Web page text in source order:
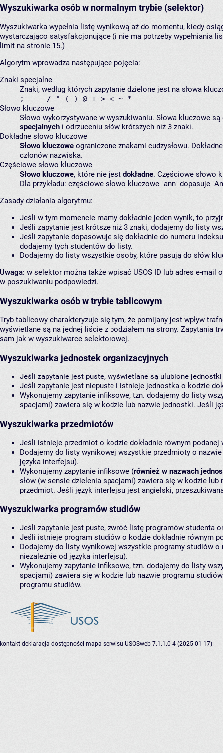
Wyszukiwarka osób w normalnym trybie (selektor)
Wyszukiwarka wypełnia listę wynikową aż do momentu, kiedy
wystarczająco satysfakcjonujące (i nie ma potrzeby wypełniania
limit na stronie 15.)
Algorytm wprowadza następujące pojęcia:
Znaki specjalne
Znaki, według których zapytanie dzielone jest na słowa
; - _ / " ( ) @ + > < ~ *
Słowo kluczowe
Słowo wykorzystywane w wyszukiwaniu. Słowa kluczowe
specjalnych i odrzuceniu słów krótszych niż 3 znaki.
Dokładne słowo kluczowe
Słowo kluczowe ograniczone znakami cudzysłowu.
członów nazwiska.
Częściowe słowo kluczowe
Słowo kluczowe, które nie jest dokładne. Częściowe słowo
Dla przykładu: częściowe słowo kluczowe "ann" dopasuje
Zasady działania algorytmu:
Jeśli w tym momencie mamy dokładnie jeden wynik, to
Jeśli zapytanie jest krótsze niż 3 znaki, dodajemy do listy
Jeśli zapytanie dopasowuje się dokładnie do numeru
dodajemy tych studentów do listy.
Dodajemy do listy wszystkie osoby, które pasują do słów
Uwaga: w selektor można także wpisać USOS ID lub adres e-mail
w poszukiwaniu podpowiedzi.
Wyszukiwarka osób w trybie tablicowym
Tryb tablicowy charakteryzuje się tym, że pomijany jest wpływ
wyświetlane są na jednej liście z podziałem na strony. Zapytania
sam jak w wyszukiwarce selektorowej.
Wyszukiwarka jednostek organizacyjnych
Jeśli zapytanie jest puste, wyświetlane są ulubione jednostki
Jeśli zapytanie jest niepuste i istnieje jednostka o kodzie
Wykonujemy zapytanie infiksowe, tzn. dodajemy do listy
spacjami) zawiera się w kodzie lub nazwie jednostki. Jeśli
Wyszukiwarka przedmiotów
Jeśli istnieje przedmiot o kodzie dokładnie równym
Dodajemy do listy wynikowej wszystkie przedmioty o
języka interfejsu).
Wykonujemy zapytanie infiksowe (również w nazwach
słów (w sensie dzielenia spacjami) zawiera się w kodzie lub
przedmiot. Jeśli język interfejsu jest angielski,
Wyszukiwarka programów studiów
Jeśli zapytanie jest puste, zwróć listę programów studenta
Jeśli istnieje program studiów o kodzie dokładnie równym
Dodajemy do listy wynikowej wszystkie programy studiów
niezależnie od języka interfejsu).
Wykonujemy zapytanie infiksowe, tzn. dodajemy do listy
spacjami) zawiera się w kodzie lub nazwie programu
programu studiów.
kontakt deklaracja dostępności mapa serwisu USOSweb 7.1.1.0-4 (2025-01-17)